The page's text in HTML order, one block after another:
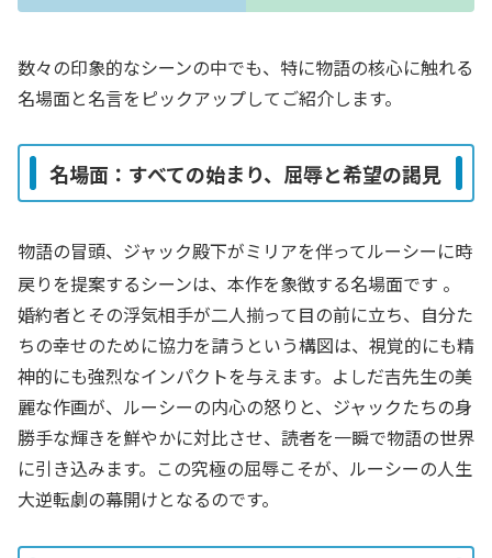
数々の印象的なシーンの中でも、特に物語の核心に触れる
名場面と名言をピックアップしてご紹介します。
名場面：すべての始まり、屈辱と希望の謁見
物語の冒頭、ジャック殿下がミリアを伴ってルーシーに時
戻りを提案するシーンは、本作を象徴する名場面です 。
婚約者とその浮気相手が二人揃って目の前に立ち、自分た
ちの幸せのために協力を請うという構図は、視覚的にも精
神的にも強烈なインパクトを与えます。よしだ吉先生の美
麗な作画が、ルーシーの内心の怒りと、ジャックたちの身
勝手な輝きを鮮やかに対比させ、読者を一瞬で物語の世界
に引き込みます。この究極の屈辱こそが、ルーシーの人生
大逆転劇の幕開けとなるのです。